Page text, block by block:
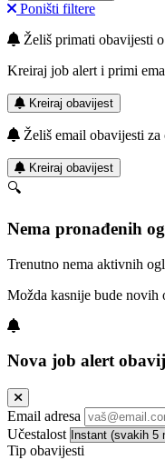
Poništi filtere
Želiš primati obavijesti
Kreiraj job alert i primi
Kreiraj obavijest
Želiš email obavijesti za
Kreiraj obavijest
🔍
Nema pronađenih
Trenutno nema aktivnih
Možda kasnije bude novih
Nova job alert
Email adresa
Učestalost
Tip obavijesti